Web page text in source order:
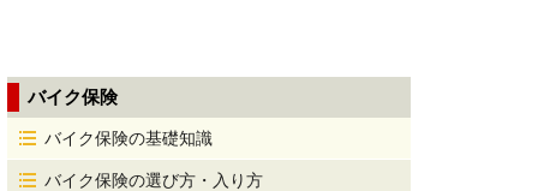
バイク保険
バイク保険の基礎知識
バイク保険の選び方・入り方